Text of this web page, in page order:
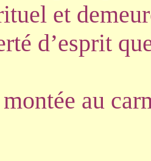
et
d’esprit
au